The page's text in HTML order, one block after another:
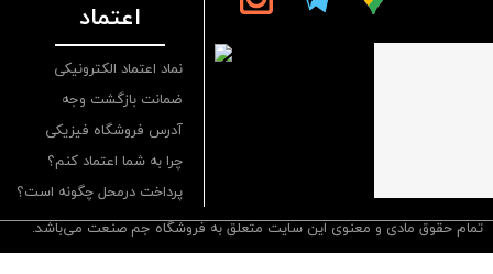
تمام حقوق مادی و معنوی این سایت متعلق به فروشگاه جم صنعت می‌باشد.
اعتماد
نماد اعتماد الکترونیکی
ضمانت بازگشت وجه
آدرس فروشگاه فیزیکی
چرا به شما اعتماد کنم؟
پرداخت درمحل چگونه است؟